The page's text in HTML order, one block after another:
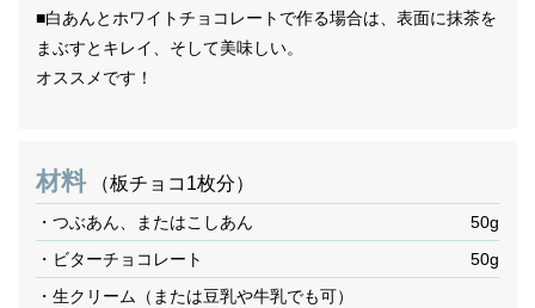
■白あんとホワイトチョコレートで作る場合は、表面に抹茶を
まぶすとキレイ、そして美味しい。
オススメです！
材料 （板チョコ1枚分）
・つぶあん、またはこしあん
50g
・ビターチョコレート
50g
・生クリーム（または豆乳や牛乳でも可）